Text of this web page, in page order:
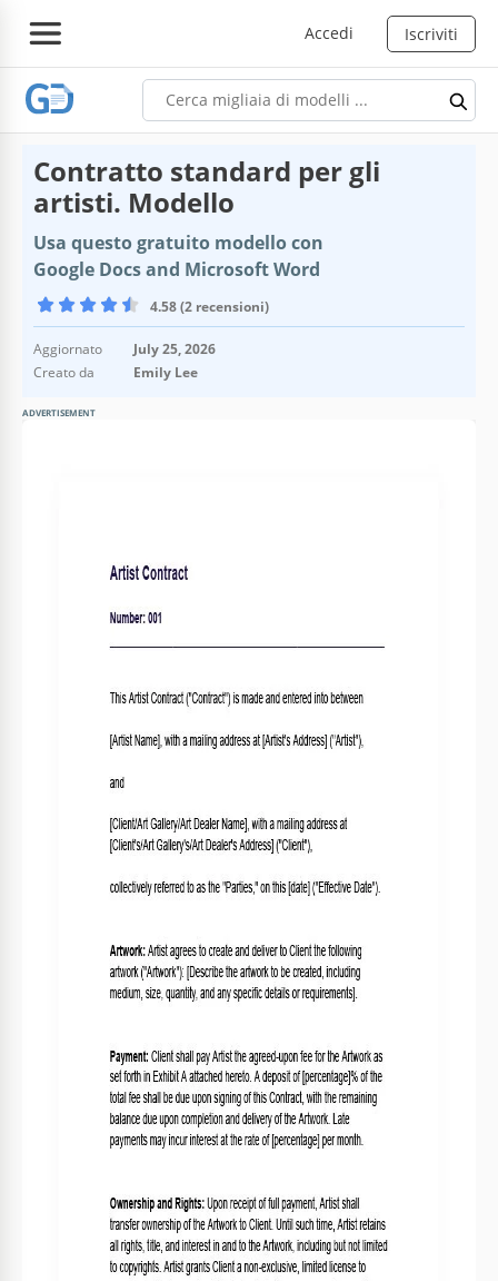
Accedi Iscriviti
Contratto standard per gli
artisti. Modello
Usa questo gratuito modello con
Google Docs and Microsoft Word
4.58 (2 recensioni)
Aggiornato
July 25, 2026
Creato da
Emily Lee
ADVERTISEMENT